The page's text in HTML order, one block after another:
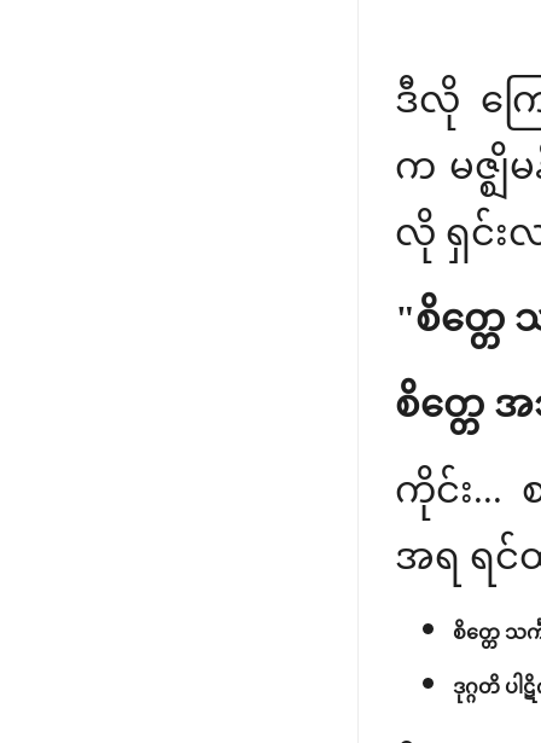
ဒီလို ကြ
က မဇ္ဈိ
လို ရှင်း
"စိတ္တေ
စိတ္တေ အ
ကိုင်း...
အရ ရင်
စိတ္တေ သင်္
ဒုဂ္ဂတိ ပါဋိ